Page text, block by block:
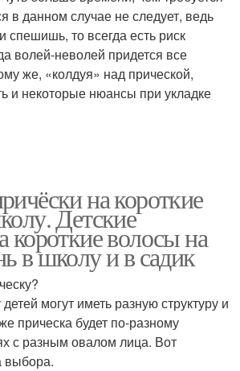
в данном случае не следует, ведь
спешишь, то всегда есть риск
волей-неволей придется все
же, «колдуя» над прической,
и некоторые нюансы при укладке
на короткие
Детские
короткие волосы на
в школу и в садик
могут иметь разную структуру и
прическа будет по-разному
с разным овалом лица. Вот
выбора.